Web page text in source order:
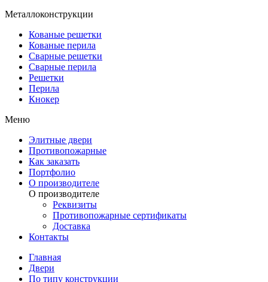
Металлоконструкции
Кованые решетки
Кованые перила
Сварные решетки
Сварные перила
Решетки
Перила
Кнокер
Меню
Элитные двери
Противопожарные
Как заказать
Портфолио
О производителе
О производителе
Реквизиты
Противопожарные сертификаты
Доставка
Контакты
Главная
Двери
По типу конструкции